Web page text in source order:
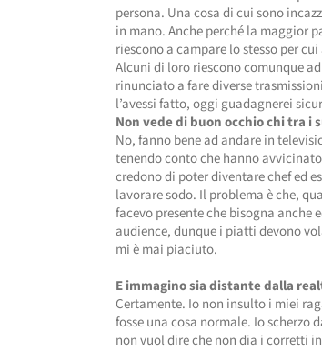
persona. Una cosa di cui sono
in mano. Anche perché la maggior
riescono a campare lo stesso per
Alcuni di loro riescono comunque
rinunciato a fare diverse
l’avessi fatto, oggi guadagnerei
Non vede di buon occhio chi tra i
No, fanno bene ad andare in
tenendo conto che hanno
credono di poter diventare chef ed
lavorare sodo. Il problema è che,
facevo presente che bisogna
audience, dunque i piatti devono
mi è mai piaciuto.
E immagino sia distante dalla
Certamente. Io non insulto i miei
fosse una cosa normale. Io
non vuol dire che non dia i corretti